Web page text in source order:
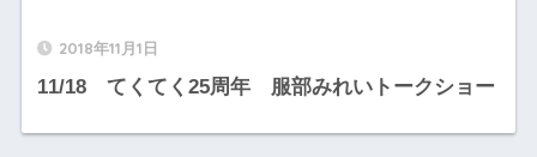
2018年11月1日
11/18 てくてく25周年 服部みれいトークショー